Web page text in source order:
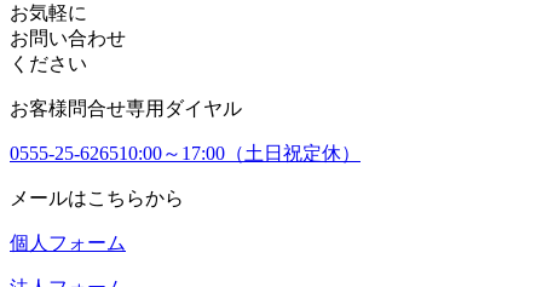
お気軽に
お問い合わせ
ください
お客様問合せ専用ダイヤル
0555-25-626510:00～17:00（土日祝定休）
メールはこちらから
個人フォーム